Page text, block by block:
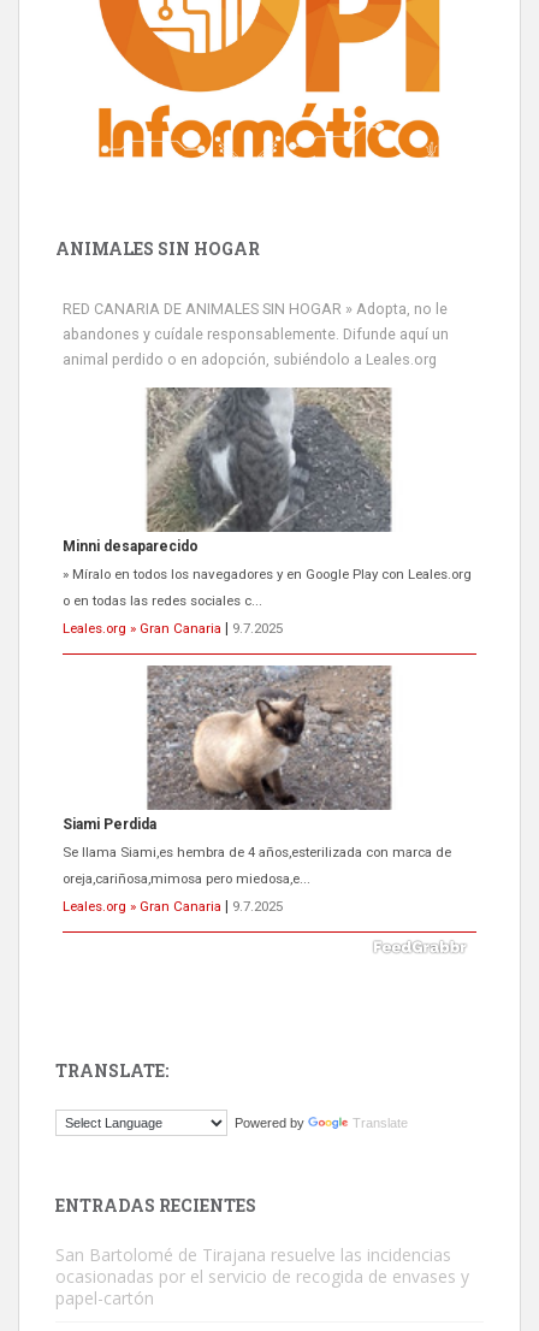
ANIMALES SIN HOGAR
RED CANARIA DE ANIMALES SIN HOGAR » Adopta, no le
abandones y cuídale responsablemente. Difunde aquí un
animal perdido o en adopción, subiéndolo a Leales.org
Minni desaparecido
» Míralo en todos los navegadores y en Google Play con Leales.org
o en todas las redes sociales c...
Leales.org » Gran Canaria
9.7.2025
Siami Perdida
Se llama Siami,es hembra de 4 años,esterilizada con marca de
oreja,cariñosa,mimosa pero miedosa,e...
Leales.org » Gran Canaria
9.7.2025
El ayuntamiento se va a llevar a Los Gatos callejeros de la zona los
TRANSLATE:
Powered by Translate
ENTRADAS RECIENTES
San Bartolomé de Tirajana resuelve las incidencias
ocasionadas por el servicio de recogida de envases y
papel-cartón